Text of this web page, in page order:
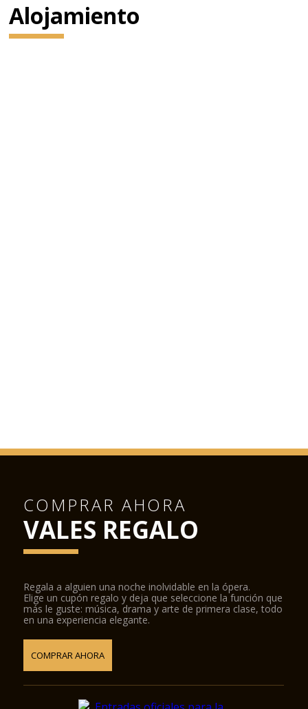
Alojamiento
COMPRAR AHORA
VALES REGALO
Regala a alguien una noche inolvidable en la ópera.
Elige un cupón regalo y deja que seleccione la función que
más le guste: música, drama y arte de primera clase, todo
en una experiencia elegante.
COMPRAR AHORA